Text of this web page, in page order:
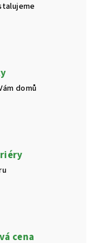
domů
cena